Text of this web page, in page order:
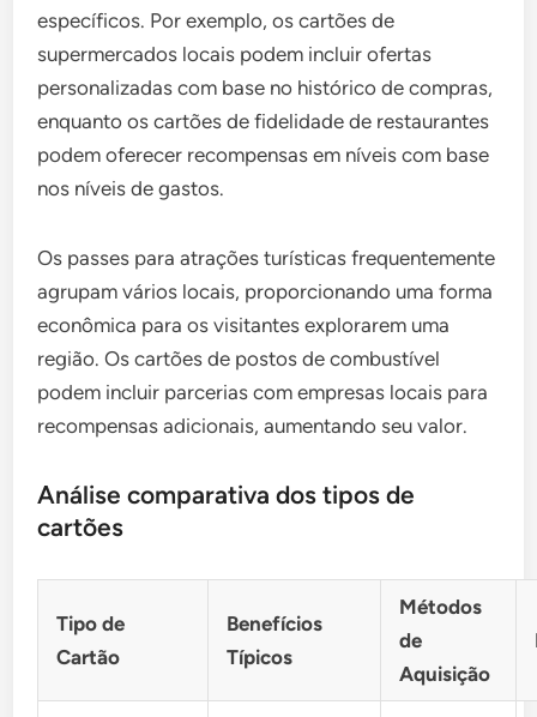
específicos. Por exemplo, os cartões de
supermercados locais podem incluir ofertas
personalizadas com base no histórico de compras,
enquanto os cartões de fidelidade de restaurantes
podem oferecer recompensas em níveis com base
nos níveis de gastos.
Os passes para atrações turísticas frequentemente
agrupam vários locais, proporcionando uma forma
econômica para os visitantes explorarem uma
região. Os cartões de postos de combustível
podem incluir parcerias com empresas locais para
recompensas adicionais, aumentando seu valor.
Análise comparativa dos tipos de
cartões
Tipo de
Cartão
Benefícios
Típicos
Métodos
de
Aquisição